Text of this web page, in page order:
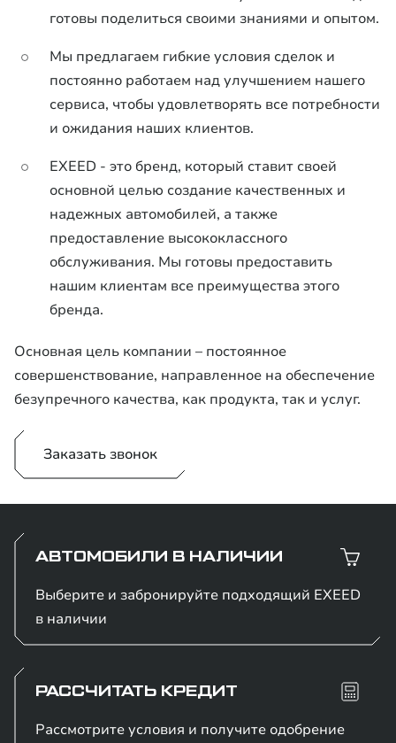
готовы поделиться своими знаниями и опытом.
Мы предлагаем гибкие условия сделок и
постоянно работаем над улучшением нашего
сервиса, чтобы удовлетворять все потребности
и ожидания наших клиентов.
EXEED - это бренд, который ставит своей
основной целью создание качественных и
надежных автомобилей, а также
предоставление высококлассного
обслуживания. Мы готовы предоставить
нашим клиентам все преимущества этого
бренда.
Основная цель компании – постоянное
совершенствование, направленное на обеспечение
безупречного качества, как продукта, так и услуг.
Заказать звонок
АВТОМОБИЛИ В НАЛИЧИИ
Выберите и забронируйте подходящий EXEED
в наличии
РАССЧИТАТЬ КРЕДИТ
Рассмотрите условия и получите одобрение